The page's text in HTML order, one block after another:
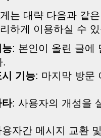
는 대략 다음과 같
하게 이용하실 수
능: 본인이 올린 글에
.
기능: 마지막 방문
타: 사용자의 개성을
용자간 메시지 교환